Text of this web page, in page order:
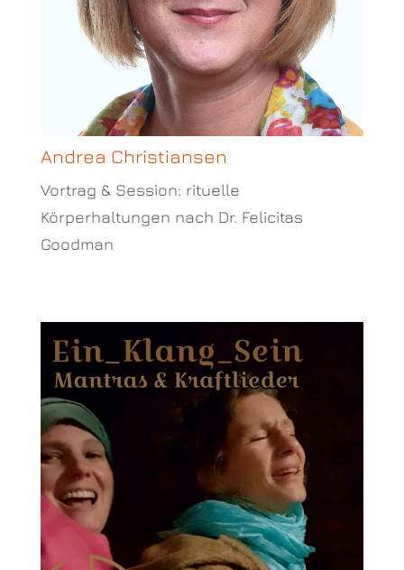
Andrea Christiansen
Vortrag & Session: rituelle
Körperhaltungen nach Dr. Felicitas
Goodman